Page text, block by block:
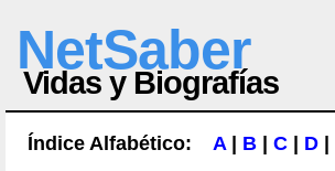
NetSaber
Vidas y Biografías
Índice Alfabético: A| B C D